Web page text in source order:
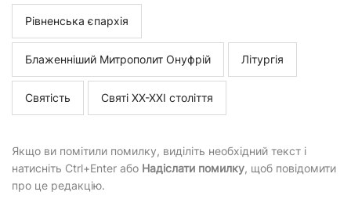
Рівненська єпархія
Блаженніший Митрополит Онуфрій Літургія
Святість Святі ХХ-ХХI століття
Якщо ви помітили помилку, виділіть необхідний текст і
натисніть Ctrl+Enter або Надіслати помилку, щоб повідомити
про це редакцію.